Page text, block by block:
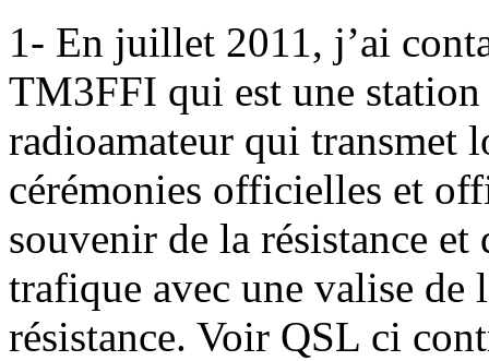
1- En juillet 2011, j’ai
TM3FFI qui est une station
radioamateur qui transmet
cérémonies officielles et
souvenir de la résistance et
trafique avec une valise de
résistance. Voir QSL ci